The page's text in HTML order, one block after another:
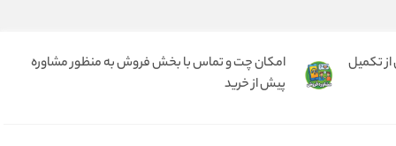
تکمیل
امکان چت و تماس با بخش فروش به منظور مشاوره
پیش از خرید